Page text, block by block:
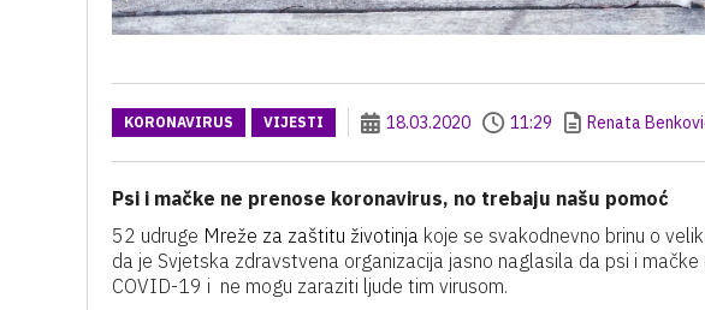
KORONAVIRUS VIJESTI 18.03.2020 11:29 Renata
Psi i mačke ne prenose koronavirus, no trebaju našu pomoć
52 udruge Mreže za zaštitu životinja koje se svakodnevno brinu o
da je Svjetska zdravstvena organizacija jasno naglasila da psi i
COVID-19 i ne mogu zaraziti ljude tim virusom.